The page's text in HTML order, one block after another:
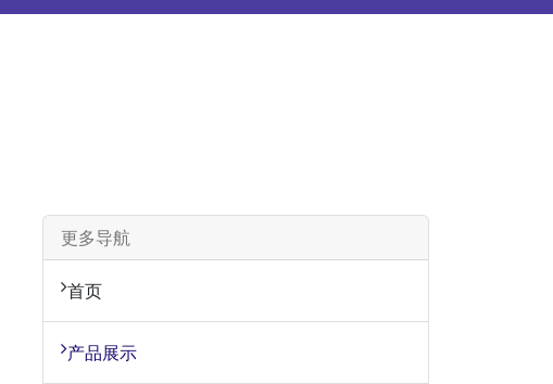
更多导航
首页
产品展示